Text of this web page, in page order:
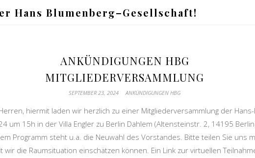
Hans Blumenberg–Gesellschaft!
ANKÜNDIGUNGEN HBG
MITGLIEDERVERSAMMLUNG
SEPTEMBER 23, 2024 ANKÜNDIGUNGEN HBG
hiermit laden wir herzlich zu einer Mitgliederversammlung der
um 15h in der Villa Engler zu Berlin Dahlem (Altensteinstr. 2, 14195
Programm steht u.a. die Neuwahl des Vorstandes. Bitte teilen Sie uns
die Raumsituation einschätzen können. Ein Link zur virtuellen